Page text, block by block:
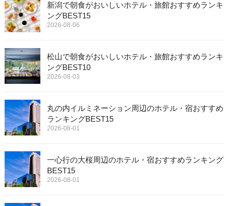
新潟で朝食がおいしいホテル・旅館おすすめランキ
ングBEST15
2026-08-06
松山で朝食がおいしいホテル・旅館おすすめランキ
ングBEST10
2026-08-03
丸の内イルミネーション周辺のホテル・宿おすすめ
ランキングBEST15
2026-08-01
一心行の大桜周辺のホテル・宿おすすめランキング
BEST15
2026-08-01